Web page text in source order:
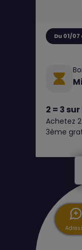
Du 01/
2 = 3
Fresh,
Achetez
3ème